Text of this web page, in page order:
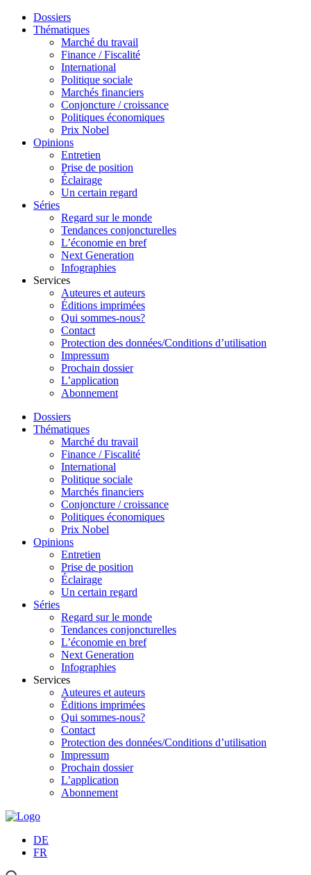
Dossiers
Thématiques
Marché du travail
Finance / Fiscalité
International
Politique sociale
Marchés financiers
Conjoncture / croissance
Politiques économiques
Prix Nobel
Opinions
Entretien
Prise de position
Éclairage
Un certain regard
Séries
Regard sur le monde
Tendances conjoncturelles
L’économie en bref
Next Generation
Infographies
Services
Auteures et auteurs
Éditions imprimées
Qui sommes-nous?
Contact
Protection des données/Conditions d’utilisation
Impressum
Prochain dossier
L’application
Abonnement
Dossiers
Thématiques
Marché du travail
Finance / Fiscalité
International
Politique sociale
Marchés financiers
Conjoncture / croissance
Politiques économiques
Prix Nobel
Opinions
Entretien
Prise de position
Éclairage
Un certain regard
Séries
Regard sur le monde
Tendances conjoncturelles
L’économie en bref
Next Generation
Infographies
Services
Auteures et auteurs
Éditions imprimées
Qui sommes-nous?
Contact
Protection des données/Conditions d’utilisation
Impressum
Prochain dossier
L’application
Abonnement
DE
FR